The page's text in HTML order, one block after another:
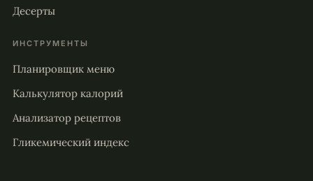
Десерты
ИНСТРУМЕНТЫ
Планировщик меню
Калькулятор калорий
Анализатор рецептов
Гликемический индекс